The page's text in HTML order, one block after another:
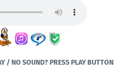
NO SOUND? PRESS PLAY BUTTON